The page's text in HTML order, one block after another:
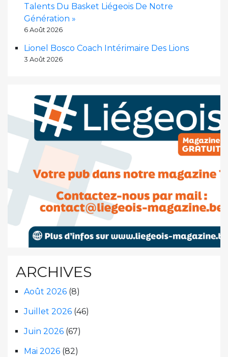
Talents Du Basket Liégeois De Notre
Génération »
6 Août 2026
Lionel Bosco Coach Intérimaire Des Lions
3 Août 2026
ARCHIVES
Août 2026 (8)
Juillet 2026 (46)
Juin 2026 (67)
Mai 2026 (82)